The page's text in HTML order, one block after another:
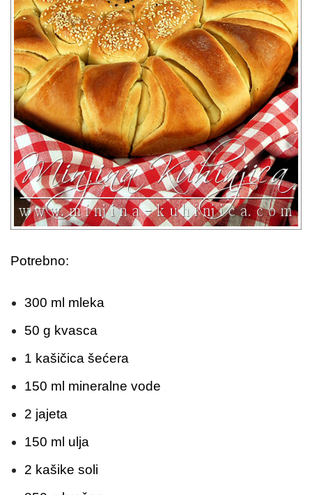
Potrebno:
300 ml mleka
50 g kvasca
1 kašičica šećera
150 ml mineralne vode
2 jajeta
150 ml ulja
2 kašike soli